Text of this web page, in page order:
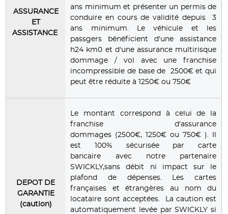
ASSURANCE
ET
ASSISTANCE
ans minimum et présenter un permis de
conduire en cours de validité depuis 3
ans minimum. Le véhicule et les
passgers bénéficient d'une assistance
h24 km0 et d'une assurance multirisque
dommage / vol avec une franchise
incompressible de base de 2500€ et qui
peut être réduite à 1250€ ou 750€
DEPOT DE
GARANTIE
(caution)
Le montant correspond à celui de la
franchise d'assurance
dommages (2500€, 1250€ ou 750€ ). Il
est 100% sécurisée par carte
bancaire avec notre partenaire
SWICKLY,sans débit ni impact sur le
plafond de dépenses. Les cartes
françaises et étrangères au nom du
locataire sont acceptées. La caution est
automatiquement levée par SWICKLY si